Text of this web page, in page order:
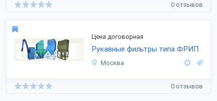
0 отзывов
Цена договорная
Рукавные фильтры типа ФРИП
Москва
0 отзывов